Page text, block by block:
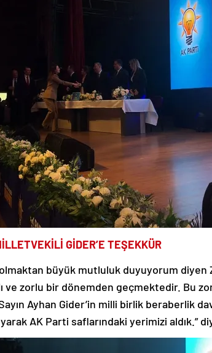
GİDER’E TEŞEKKÜR
büyük mutluluk duyuyorum diyen
ve zorlu bir dönemden geçmektedir. Bu
Ayhan Gider’in milli birlik beraberlik
AK Parti saflarındaki yerimizi aldık.”